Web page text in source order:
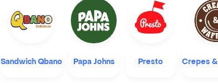
Sandwich Qbano Papa Johns Presto Crepes